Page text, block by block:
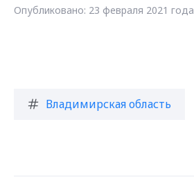
Опубликовано: 23 февраля 2021 года
Владимирская область